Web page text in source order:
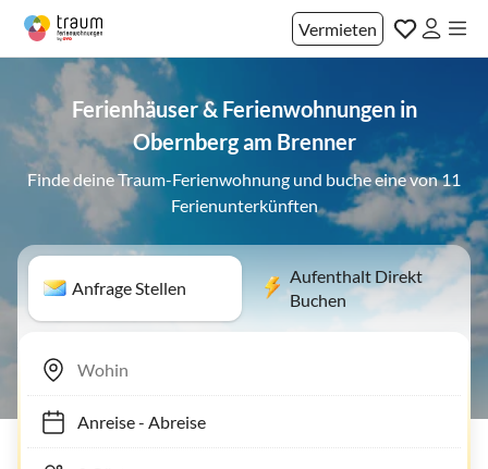
Vermieten
Ferienhäuser & Ferienwohnungen in
Obernberg am Brenner
Finde deine Traum-Ferienwohnung und buche eine von 11
Ferienunterkünften
Anfrage Stellen
Aufenthalt Direkt
Buchen
Anreise- Abreise